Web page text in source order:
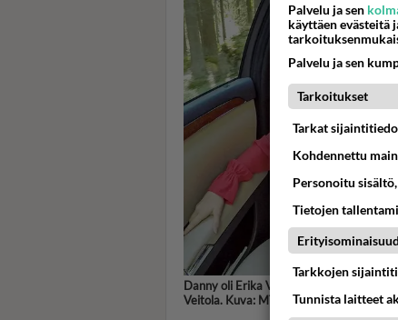
Danny oli Erika Vikmanin kanssa
Veitola. Kuva: MTV3
Palvelu ja sen
käyttäen evästeitä
Palvelu ja sen
Tarkoitukset
Tarkat
Kohdennettu
Personoitu
Tietojen
Tarkkojen
Tunnista laitteet